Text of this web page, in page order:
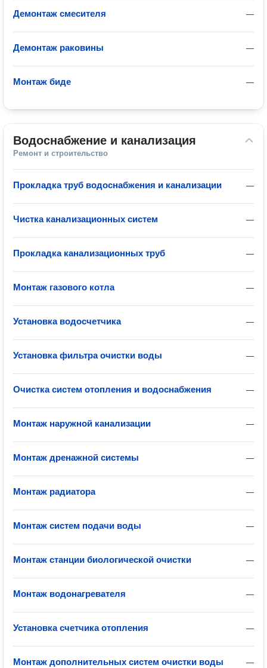
—
Демонтаж смесителя
—
Демонтаж раковины
—
Монтаж биде
Водоснабжение и канализация
Ремонт и строительство
—
Прокладка труб водоснабжения и канализации
—
Чистка канализационных систем
—
Прокладка канализационных труб
—
Монтаж газового котла
—
Установка водосчетчика
—
Установка фильтра очистки воды
—
Очистка систем отопления и водоснабжения
—
Монтаж наружной канализации
—
Монтаж дренажной системы
—
Монтаж радиатора
—
Монтаж систем подачи воды
—
Монтаж станции биологической очистки
—
Монтаж водонагревателя
—
Установка счетчика отопления
—
Монтаж дополнительных систем очистки воды